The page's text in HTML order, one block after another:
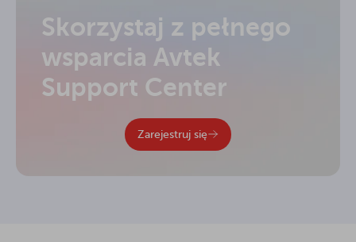
Skorzystaj z pełnego
wsparcia Avtek
Support Center
Zarejestruj się